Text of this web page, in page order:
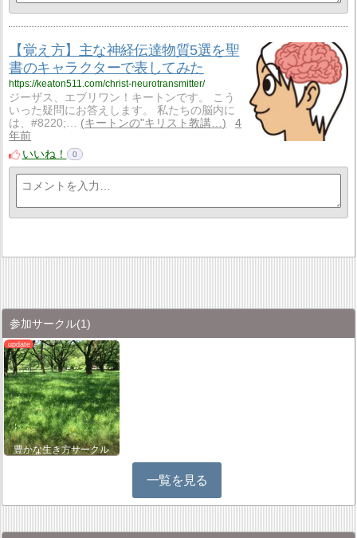
【覚え方】主な神経伝達物質5選を聖
書のキャラクターで表してみた
https://keaton511.com/christ-neurotransmitter/
ジーザス、エブリワン！キートンです。 こう
いった疑問にお答えします。 私たちの脳内に
は、#8220;…
キートンの"キリスト教講…
4
年前
いいね！
0
参加サークル(1)
豊かな生き方サークル
一覧を見る